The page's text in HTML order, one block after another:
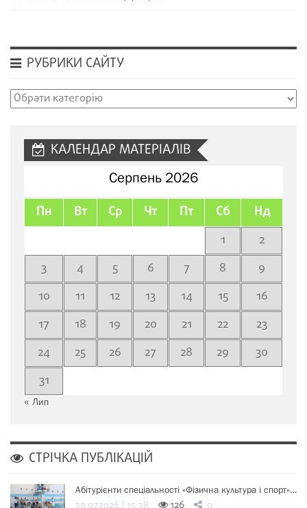
РУБРИКИ САЙТУ
Рубрики
КАЛЕНДАР МАТЕРІАЛІВ
Серпень 2026
Пн Вт Ср Чт Пт Сб Нд
1
2
3
4 5 6 7 8
9
10
11 12 13 14 15
16
17
18 19 20 21 22
23
24
25 26 27 28 29
30
31
« Лип
СТРІЧКА ПУБЛІКАЦІЙ
Абітурієнти спеціальності «Фізична культура і спорт»…